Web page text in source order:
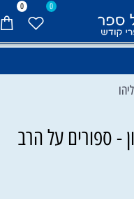
0 0
- ספורים על הרב